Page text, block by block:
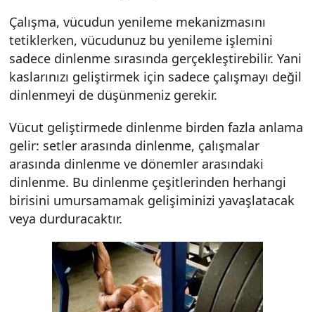
Çalışma, vücudun yenileme mekanizmasını
tetiklerken, vücudunuz bu yenileme işlemini
sadece dinlenme sırasında gerçekleştirebilir. Yani
kaslarınızı geliştirmek için sadece çalışmayı değil
dinlenmeyi de düşünmeniz gerekir.
Vücut geliştirmede dinlenme birden fazla anlama
gelir: setler arasında dinlenme, çalışmalar
arasında dinlenme ve dönemler arasındaki
dinlenme. Bu dinlenme çeşitlerinden herhangi
birisini umursamamak gelişiminizi yavaşlatacak
veya durduracaktır.